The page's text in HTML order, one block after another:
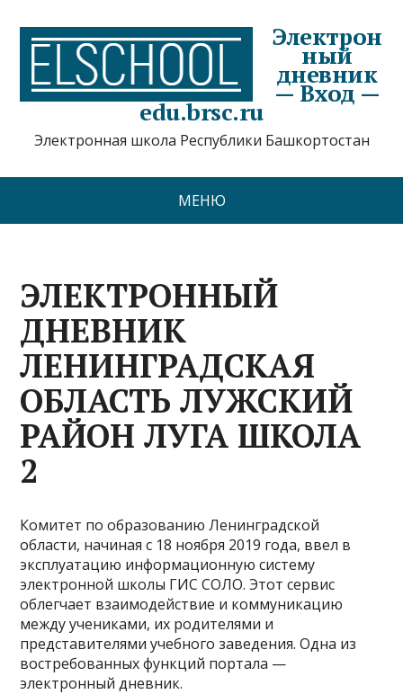
Электрон
ный
дневник
— Вход —
edu.brsc.ru
Электронная школа Республики Башкортостан
МЕНЮ
ЭЛЕКТРОННЫЙ
ДНЕВНИК
ЛЕНИНГРАДСКАЯ
ОБЛАСТЬ ЛУЖСКИЙ
РАЙОН ЛУГА ШКОЛА
2
Комитет по образованию Ленинградской
области, начиная с 18 ноября 2019 года, ввел в
эксплуатацию информационную систему
электронной школы ГИС СОЛО. Этот сервис
облегчает взаимодействие и коммуникацию
между учениками, их родителями и
представителями учебного заведения. Одна из
востребованных функций портала —
электронный дневник.